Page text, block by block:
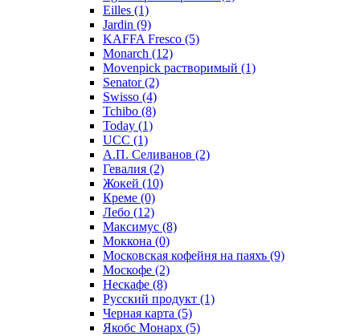
Eilles (1)
Jardin (9)
KAFFA Fresco (5)
Monarch (12)
Movenpick растворимый (1)
Senator(2)
Swisso (4)
Tchibo (8)
Today (1)
UCC (1)
А.П. Селиванов (2)
Гевалия (2)
Жокей (10)
Креме (0)
Лебо (12)
Максимус (8)
Моккона (0)
Московская кофейня на паяхъ (9)
Москофе (2)
Нескафе (8)
Русский продукт (1)
Черная карта (5)
Якобс Монарх (5)